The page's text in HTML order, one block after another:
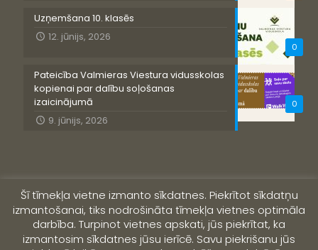
0
Uzņemšana 10. klasēs
12. jūnijs, 2026
0
Pateicība Valmieras Viestura vidusskolas
kopienai par dalību soļošanas
izaicinājumā
9. jūnijs, 2026
Šī tīmekļa vietne izmanto sīkdatnes. Piekrītot sīkdatņu
izmantošanai, tiks nodrošināta tīmekļa vietnes optimāla
darbība. Turpinot vietnes apskati, jūs piekrītat, ka
izmantosim sīkdatnes jūsu ierīcē. Savu piekrišanu jūs